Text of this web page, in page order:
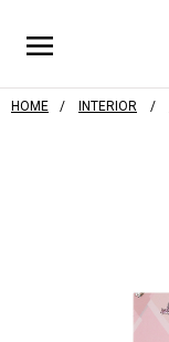
HOME INTERIOR